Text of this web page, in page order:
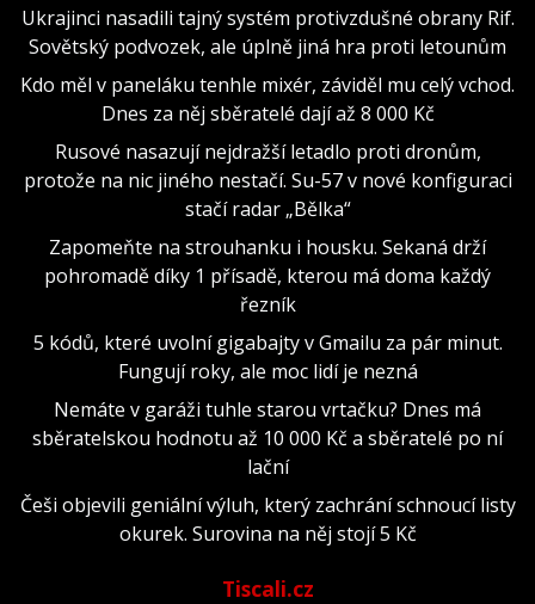
Ukrajinci nasadili tajný systém protivzdušné obrany Rif.
Sovětský podvozek, ale úplně jiná hra proti letounům
Kdo měl v paneláku tenhle mixér, záviděl mu celý vchod.
Dnes za něj sběratelé dají až 8 000 Kč
Rusové nasazují nejdražší letadlo proti dronům,
protože na nic jiného nestačí. Su-57 v nové konfiguraci
stačí radar „Bělka“
Zapomeňte na strouhanku i housku. Sekaná drží
pohromadě díky 1 přísadě, kterou má doma každý
řezník
5 kódů, které uvolní gigabajty v Gmailu za pár minut.
Fungují roky, ale moc lidí je nezná
Nemáte v garáži tuhle starou vrtačku? Dnes má
sběratelskou hodnotu až 10 000 Kč a sběratelé po ní
lační
Češi objevili geniální výluh, který zachrání schnoucí listy
okurek. Surovina na něj stojí 5 Kč
Tiscali.cz